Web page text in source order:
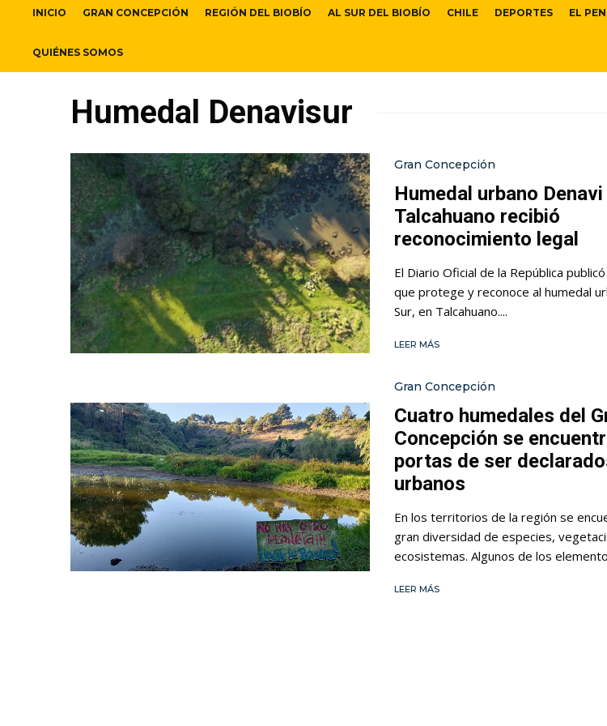
INICIO GRAN CONCEPCIÓN REGIÓN DEL BIOBÍO AL SUR DEL BIOBÍO CHILE DEPORTES EL
QUIÉNES SOMOS
Humedal Denavisur
Gran Concepción
Humedal urbano
Talcahuano recibió
reconocimiento legal
El Diario Oficial de la República
que protege y reconoce al humedal
Sur, en Talcahuano....
LEER MÁS
Gran Concepción
Cuatro humedales del
Concepción se
portas de ser
urbanos
En los territorios de la región se
gran diversidad de especies,
ecosistemas. Algunos de los
LEER MÁS